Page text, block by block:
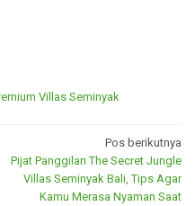
Villas Seminyak
Pos berikutnya
Pijat Panggilan The Secret Jungle
Villas Seminyak Bali, Tips Agar
Kamu Merasa Nyaman Saat